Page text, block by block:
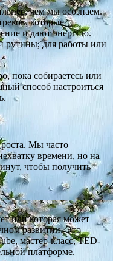
чем мы осознаем.
которые
и дают энергию.
рутины, для работы или
пока собираетесь или
способ настроиться
Мы часто
времени, но на
чтобы получить
или которая может
развитии. Это
мастер-класс, TED-
платформе.